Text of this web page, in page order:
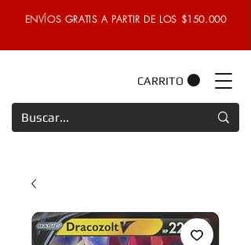
ENVÍOS GRATIS A PARTIR DE LOS $150.000
CARRITO